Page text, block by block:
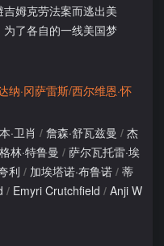
姆克劳法案而逃出美
了各自的一线美国梦
纳·冈萨雷斯/西尔维恩·怀
本·卫肖 / 詹森·舒瓦兹曼 / 杰
格林·特鲁曼 / 萨尔瓦托雷·埃
利 / 加埃塔诺·布鲁诺 / 蒂
/ Emyri Crutchfield / Anji W